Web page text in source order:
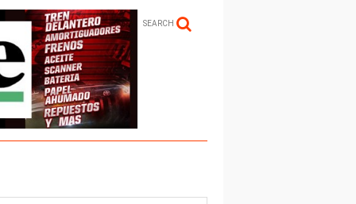
SEARCH